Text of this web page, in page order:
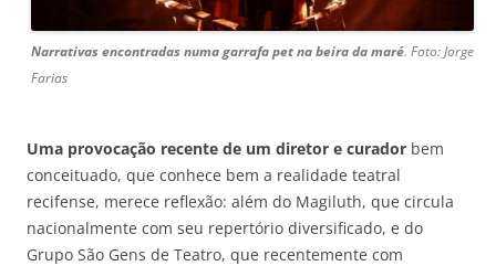
Narrativas encontradas numa garrafa pet na beira da maré. Foto: Jorge
Farias
Uma provocação recente de um diretor e curador bem
conceituado, que conhece bem a realidade teatral
recifense, merece reflexão: além do Magiluth, que circula
nacionalmente com seu repertório diversificado, e do
Grupo São Gens de Teatro, que recentemente com